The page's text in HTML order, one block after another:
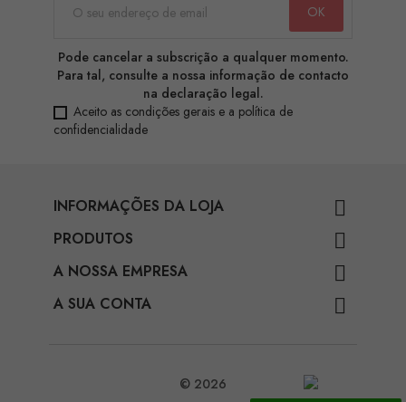
Pode cancelar a subscrição a qualquer momento.
Para tal, consulte a nossa informação de contacto
na declaração legal.
Aceito as condições gerais e a política de
confidencialidade
INFORMAÇÕES DA LOJA 
PRODUTOS 
A NOSSA EMPRESA 
A SUA CONTA 
© 2026